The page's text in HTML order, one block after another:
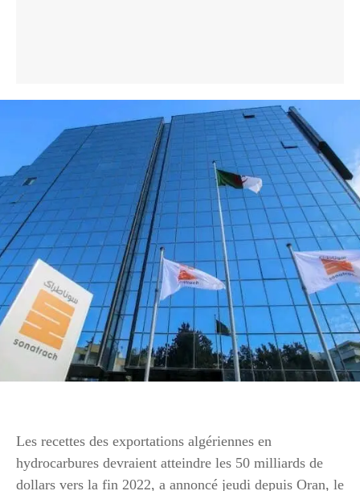
Les recettes des exportations algériennes en
hydrocarbures devraient atteindre les 50 milliards de
dollars vers la fin 2022, a annoncé jeudi depuis Oran, le